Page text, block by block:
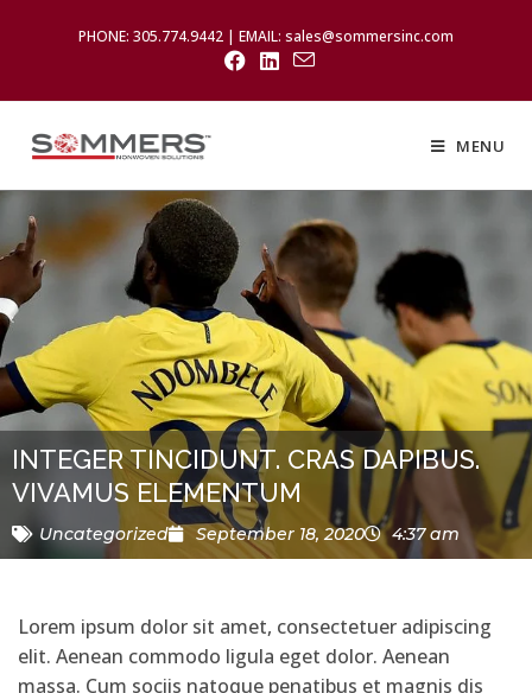
PHONE: 305.774.9442 | EMAIL: sales@sommersinc.com
MENU
INTEGER TINCIDUNT. CRAS DAPIBUS.
VIVAMUS ELEMENTUM
Uncategorized September 18, 2020 4:37 am
Lorem ipsum dolor sit amet, consectetuer adipiscing
elit. Aenean commodo ligula eget dolor. Aenean
massa. Cum sociis natoque penatibus et magnis dis